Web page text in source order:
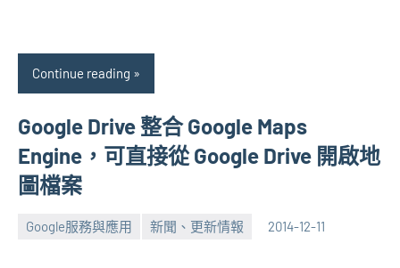
Continue reading
Google Drive 整合 Google Maps
Engine，可直接從 Google Drive 開啟地
圖檔案
Google服務與應用 新聞、更新情報 2014-12-11